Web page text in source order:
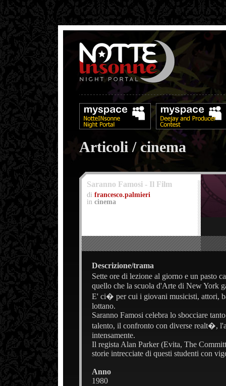
Articoli / cinema
Saranno Famosi - Il Film
di francesco.palmieri
in cinema
Descrizione/trama
Sette ore di lezione al giorno e un pasto
quello che la scuola d'Arte di New York
E' ci� per cui i giovani musicisti, attori,
lottano.
Saranno Famosi celebra lo sbocciare
talento, il confronto con diverse realt�,
intensamente.
Il regista Alan Parker (Evita, The
storie intrecciate di questi studenti con
Anno
1980